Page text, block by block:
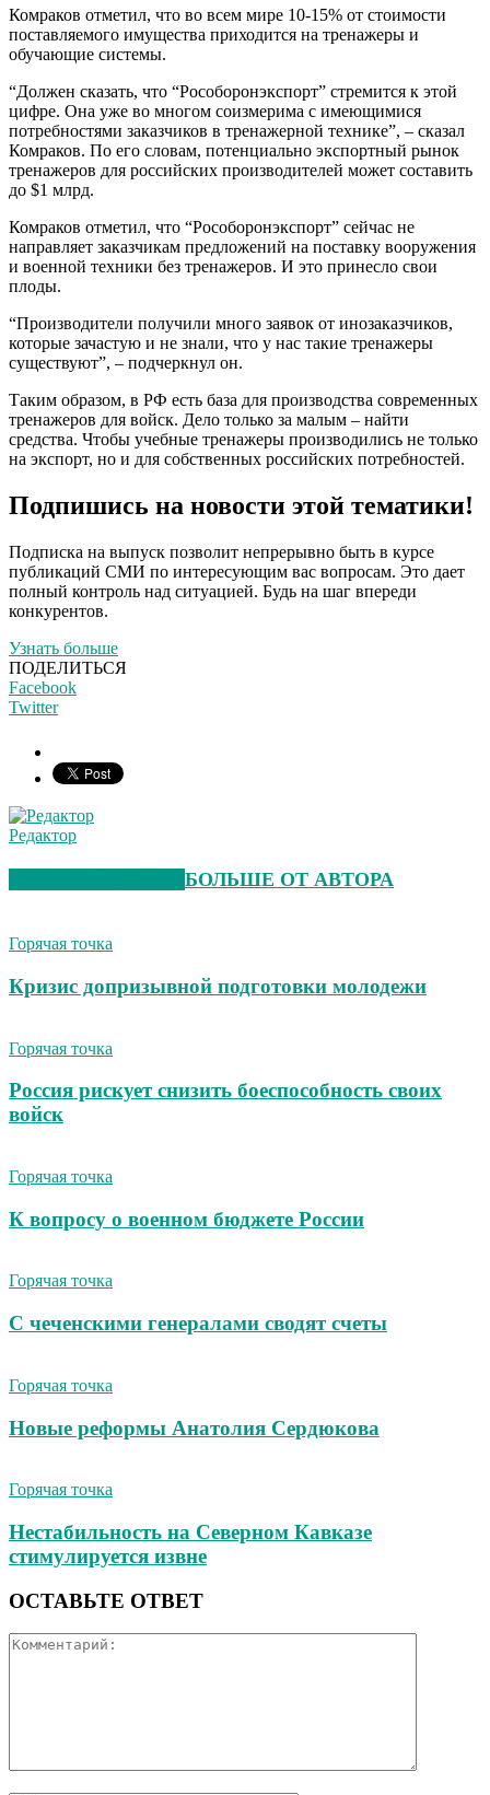
Комраков отметил, что во всем мире 10-15% от стоимости
поставляемого имущества приходится на тренажеры и
обучающие системы.
“Должен сказать, что “Рособоронэкспорт” стремится к этой
цифре. Она уже во многом соизмерима с имеющимися
потребностями заказчиков в тренажерной технике”, – сказал
Комраков. По его словам, потенциально экспортный рынок
тренажеров для российских производителей может составить
до $1 млрд.
Комраков отметил, что “Рособоронэкспорт” сейчас не
направляет заказчикам предложений на поставку вооружения
и военной техники без тренажеров. И это принесло свои
плоды.
“Производители получили много заявок от инозаказчиков,
которые зачастую и не знали, что у нас такие тренажеры
существуют”, – подчеркнул он.
Таким образом, в РФ есть база для производства современных
тренажеров для войск. Дело только за малым – найти
средства. Чтобы учебные тренажеры производились не только
на экспорт, но и для собственных российских потребностей.
Подпишись на новости этой тематики!
Подписка на выпуск позволит непрерывно быть в курсе
публикаций СМИ по интересующим вас вопросам. Это дает
полный контроль над ситуацией. Будь на шаг впереди
конкурентов.
Узнать больше
ПОДЕЛИТЬСЯ
Facebook
Twitter
Редактор
БОЛЬШЕ ОТ АВТОРА
Горячая точка
Кризис допризывной подготовки молодежи
Горячая точка
Россия рискует снизить боеспособность своих
войск
Горячая точка
К вопросу о военном бюджете России
Горячая точка
С чеченскими генералами сводят счеты
Горячая точка
Новые реформы Анатолия Сердюкова
Горячая точка
Нестабильность на Северном Кавказе
стимулируется извне
ОСТАВЬТЕ ОТВЕТ